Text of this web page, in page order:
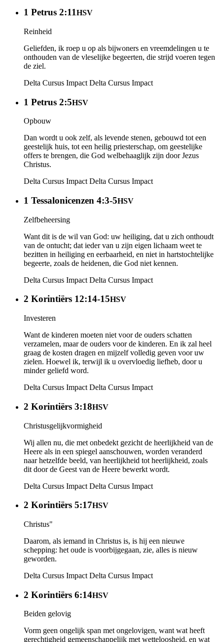
1 Petrus 2:11HSV
Reinheid
Geliefden, ik roep u op als bijwoners en vreemdelingen u te
onthouden van de vleselijke begeerten, die strijd voeren tegen
de ziel.
Delta Cursus Impact Delta Cursus Impact
1 Petrus 2:5HSV
Opbouw
Dan wordt u ook zelf, als levende stenen, gebouwd tot een
geestelijk huis, tot een heilig priesterschap, om geestelijke
offers te brengen, die God welbehaaglijk zijn door Jezus
Christus.
Delta Cursus Impact Delta Cursus Impact
1 Tessalonicenzen 4:3-5HSV
Zelfbeheersing
Want dit is de wil van God: uw heiliging, dat u zich onthoudt
van de ontucht; dat ieder van u zijn eigen lichaam weet te
bezitten in heiliging en eerbaarheid, en niet in hartstochtelijke
begeerte, zoals de heidenen, die God niet kennen.
Delta Cursus Impact Delta Cursus Impact
2 Korintiërs 12:14-15HSV
Investeren
Want de kinderen moeten niet voor de ouders schatten
verzamelen, maar de ouders voor de kinderen. En ik zal heel
graag de kosten dragen en mijzelf volledig geven voor uw
zielen. Hoewel ik, terwijl ik u overvloedig liefheb, door u
minder geliefd word.
Delta Cursus Impact Delta Cursus Impact
2 Korintiërs 3:18HSV
Christusgelijkvormigheid
Wij allen nu, die met onbedekt gezicht de heerlijkheid van de
Heere als in een spiegel aanschouwen, worden veranderd
naar hetzelfde beeld, van heerlijkheid tot heerlijkheid, zoals
dit door de Geest van de Heere bewerkt wordt.
Delta Cursus Impact Delta Cursus Impact
2 Korintiërs 5:17HSV
Christus"
Daarom, als iemand in Christus is, is hij een nieuwe
schepping: het oude is voorbijgegaan, zie, alles is nieuw
geworden.
Delta Cursus Impact Delta Cursus Impact
2 Korintiërs 6:14HSV
Beiden gelovig
Vorm geen ongelijk span met ongelovigen, want wat heeft
gerechtigheid gemeenschappelijk met wetteloosheid, en wat